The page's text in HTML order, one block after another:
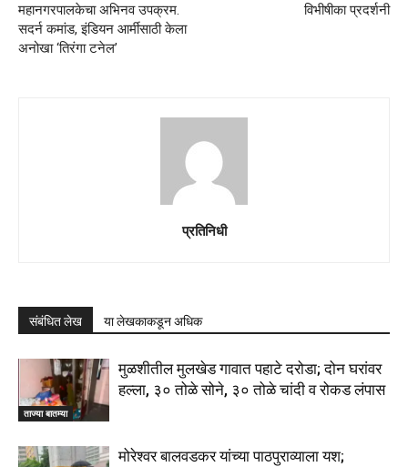
महानगरपालकेचा अभिनव उपक्रम.
सदर्न कमांड, इंडियन आर्मीसाठी केला
अनोखा ‘तिरंगा टनेल’
विभीषीका प्रदर्शनी
प्रतिनिधी
संबंधित लेख या लेखकाकडून अधिक
ताज्या बातम्या
मुळशीतील मुलखेड गावात पहाटे दरोडा; दोन घरांवर
हल्ला, ३० तोळे सोने, ३० तोळे चांदी व रोकड लंपास
मोरेश्वर बालवडकर यांच्या पाठपुराव्याला यश;